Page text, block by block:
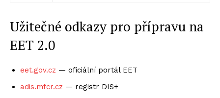
Užitečné odkazy pro přípravu na
EET 2.0
eet.gov.cz — oficiální portál EET
adis.mfcr.cz — registr DIS+